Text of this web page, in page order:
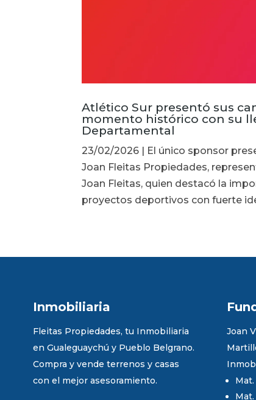
Atlético Sur presentó sus
momento histórico con su
Departamental
23/02/2026 | El único sponsor
Joan Fleitas Propiedades,
Joan Fleitas, quien destacó la
proyectos deportivos con fuerte
Inmobiliaria
Fleitas Propiedades, tu Inmobiliaria
en Gualeguaychú y Pueblo Belgrano.
Compra y vende terrenos y casas
con el mejor asesoramiento.
Joan
Mat.